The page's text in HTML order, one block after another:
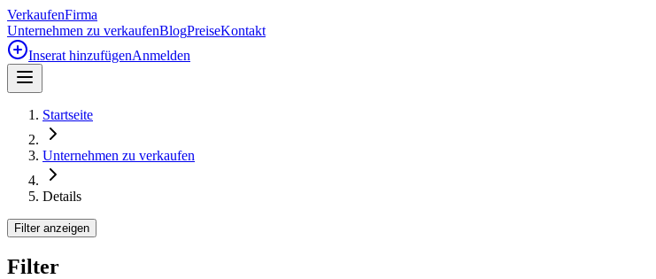
VerkaufenFirma
Unternehmen zu verkaufenBlogPreiseKontakt
Inserat hinzufügenAnmelden
Startseite
Unternehmen zu verkaufen
Details
Filter anzeigen
Filter